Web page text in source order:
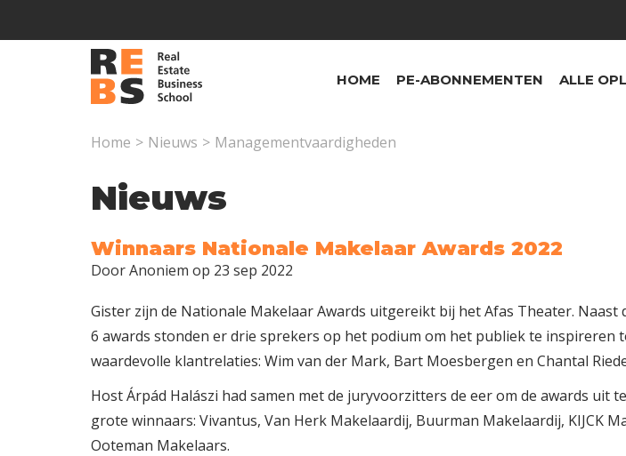
HOME PE-ABONNEMENTEN ALLE
Home > Nieuws > Managementvaardigheden
Nieuws
Winnaars Nationale Makelaar Awards 2022
DoorAnoniem op 23 sep 2022
Gister zijn de Nationale Makelaar Awards uitgereikt bij het Afas Theater. Naast
6 awards stonden er drie sprekers op het podium om het publiek te inspireren
waardevolle klantrelaties: Wim van der Mark, Bart Moesbergen en Chantal
Host Árpád Halászi had samen met de juryvoorzitters de eer om de awards uit
grote winnaars: Vivantus, Van Herk Makelaardij, Buurman Makelaardij, KIJCK
Ooteman Makelaars.